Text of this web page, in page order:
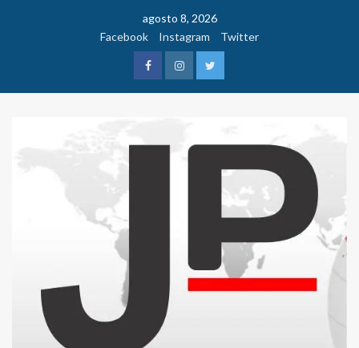
agosto 8, 2026
Facebook
Instagram Twitter
FacebookInstagramTwitter